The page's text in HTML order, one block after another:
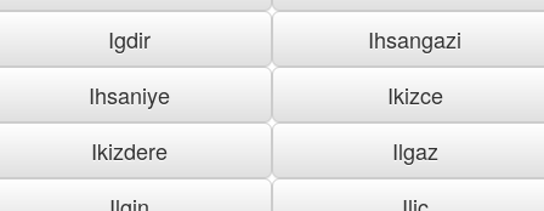
Igdir
Ihsangazi
Ihsaniye
Ikizce
Ikizdere
Ilgaz